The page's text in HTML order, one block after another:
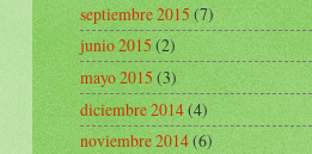
septiembre 2015(7)
junio 2015(2)
mayo 2015(3)
diciembre 2014(4)
noviembre 2014(6)